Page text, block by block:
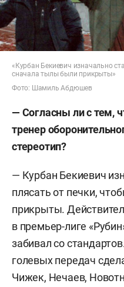
«Курбан Бекиевич изначально
сначала тылы были прикрыты»
Фото: Шамиль Абдюшев
— Согласны ли с тем,
тренер
стереотип?
— Курбан Бекиевич
плясать от печки,
прикрыты.
в премьер-лиге
забивал со
голевых передач
Чижек, Нечаев,